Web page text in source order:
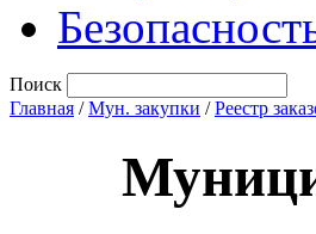
Поиск
Главная /Мун. закупки /Реестр